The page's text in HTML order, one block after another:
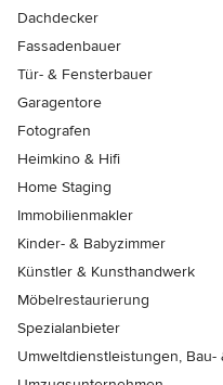
Dachdecker
Fassadenbauer
Tür- & Fensterbauer
Garagentore
Fotografen
Heimkino & Hifi
Home Staging
Immobilienmakler
Kinder- & Babyzimmer
Künstler & Kunsthandwerk
Möbelrestaurierung
Spezialanbieter
Umweltdienstleistungen,